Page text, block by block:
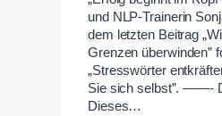
und NLP-Trainerin
dem letzten Beitrag
Grenzen überwinden”
„Stresswörter
Sie sich selbst”. ——-
Dieses…